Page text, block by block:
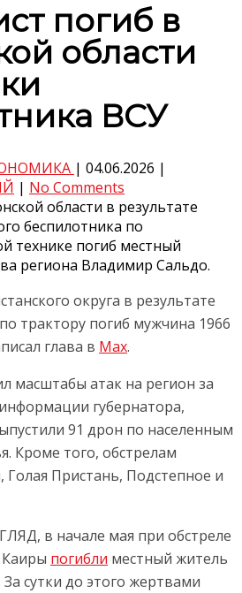
погиб в
области
ВСУ
| 04.06.2026 |
| No Comments
области в результате
беспилотника по
технике погиб местный
региона Владимир Сальдо.
округа в результате
трактору погиб мужчина 1966
глава в Max.
масштабы атак на регион за
губернатора,
91 дрон по населенным
Кроме того, обстрелам
Голая Пристань, Подстепное и
в начале мая при обстреле
Каиры погибли местный житель
За сутки до этого жертвами